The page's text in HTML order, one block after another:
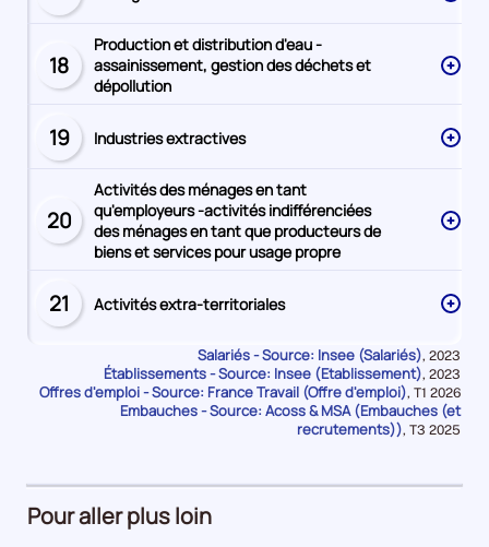
numéro
Secteur
numéro
18
Production et distribution d'eau -
assainissement, gestion des déchets et
dépollution
Secteur
numéro
19 Industries extractives
Secteur
numéro
20
Activités des ménages en tant
qu'employeurs -activités indifférenciées
des ménages en tant que producteurs de
biens et services pour usage propre
Secteur
numéro
21 Activités extra-territoriales
Salariés - Source: Insee (Salariés), Données
pour
la
période
2023
Établissements - Source: Insee (Etablissement), Données
pour
la
période
2023
Offres d'emploi - Source: France Travail (Offre d'emploi), Données
pour
la
T1 2026
Embauches - Source: Acoss & MSA (Embauches (et
recrutements)), Données
T3 2025
Pour aller plus loin